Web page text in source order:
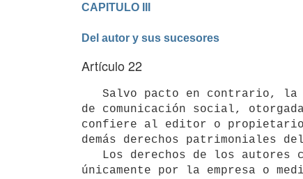
CAPITULO III
Del autor y sus sucesores
Artículo 22
de comunicación social,
confiere al editor o
demás derechos patrimoniales
únicamente por la empresa o